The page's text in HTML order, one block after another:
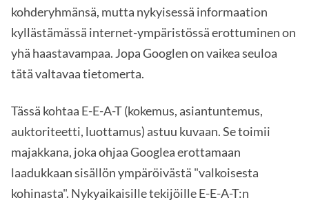
kohderyhmänsä, mutta nykyisessä informaation
kyllästämässä internet-ympäristössä erottuminen on
yhä haastavampaa. Jopa Googlen on vaikea seuloa
tätä valtavaa tietomerta.
Tässä kohtaa E-E-A-T (kokemus, asiantuntemus,
auktoriteetti, luottamus) astuu kuvaan. Se toimii
majakkana, joka ohjaa Googlea erottamaan
laadukkaan sisällön ympäröivästä "valkoisesta
kohinasta". Nykyaikaisille tekijöille E-E-A-T:n